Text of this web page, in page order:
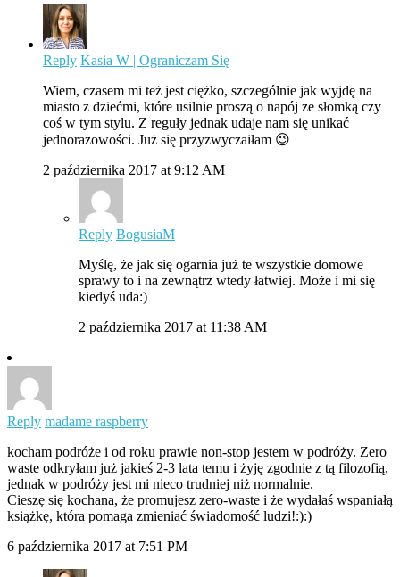
Reply Kasia W | Ograniczam Się
Wiem, czasem mi też jest ciężko, szczególnie jak wyjdę na
miasto z dziećmi, które usilnie proszą o napój ze słomką czy
coś w tym stylu. Z reguły jednak udaje nam się unikać
jednorazowości. Już się przyzwyczaiłam 😉
2 października 2017 at 9:12 AM
Reply BogusiaM
Myślę, że jak się ogarnia już te wszystkie domowe
sprawy to i na zewnątrz wtedy łatwiej. Może i mi się
kiedyś uda:)
2 października 2017 at 11:38 AM
Reply madame raspberry
kocham podróże i od roku prawie non-stop jestem w podróży. Zero
waste odkryłam już jakieś 2-3 lata temu i żyję zgodnie z tą filozofią,
jednak w podróży jest mi nieco trudniej niż normalnie.
Cieszę się kochana, że promujesz zero-waste i że wydałaś wspaniałą
książkę, która pomaga zmieniać świadomość ludzi!:):)
6 października 2017 at 7:51 PM